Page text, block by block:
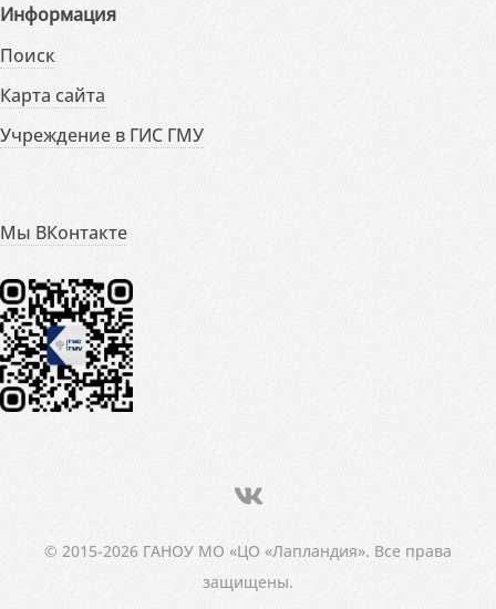
Информация
Поиск
Карта сайта
Учреждение в ГИС ГМУ
Мы ВКонтакте
© 2015-2026 ГАНОУ МО «ЦО «Лапландия». Все права
защищены.